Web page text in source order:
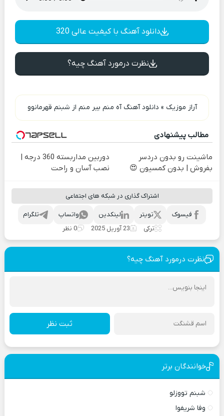
دانلود آهنگ با کیفیت عالی 320
نظرت درمورد آهنگ چیه؟
آراز موزیک » دانلود آهنگ آه منم بیر منم از شبنم قهرمانوو
مطالب پیشنهادی
ماشینت رو بدون دردسر
بفروش | بدون کمسیون 😍
دوربین مداربسته 360 درجه |
نصب آسان و راحت
اشتراک گذاری در شبکه های اجتماعی
تلگرام واتساپ لینکدین تویتر
فیسوک
ترکی
23 آوریل 2025 0 نظر
نظرت درمورد آهنگ چیه؟
ثبت نظر
خوانندگان برتر
شبنم تووزلو
وفا شریفوا